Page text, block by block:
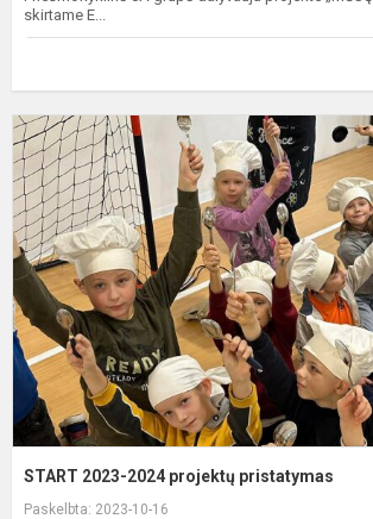
skirtame E...
START 2023-2024 projektų pristatymas
Paskelbta: 2023-10-16